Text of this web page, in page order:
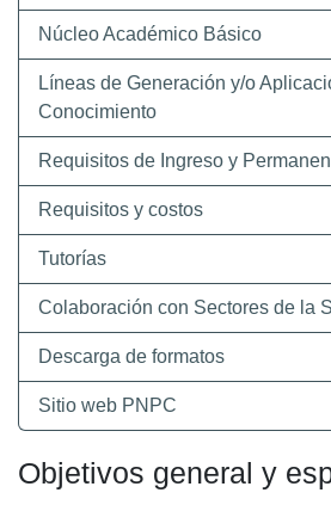
Núcleo Académico Básico
Líneas de Generación y/o
Conocimiento
Requisitos de Ingreso y
Requisitos y costos
Tutorías
Colaboración con Sectores de la
Descarga de formatos
Sitio web PNPC
Objetivos general y